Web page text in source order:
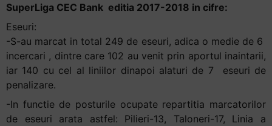
SuperLiga CEC Bank editia 2017-2018 in cifre:
Eseuri:
-S-au marcat in total 249 de eseuri, adica o medie de 6
incercari , dintre care 102 au venit prin aportul inaintarii,
iar 140 cu cel al liniilor dinapoi alaturi de 7 eseuri de
penalizare.
-In functie de posturile ocupate repartitia marcatorilor
de eseuri arata astfel: Pilieri-13, Taloneri-17, Linia a